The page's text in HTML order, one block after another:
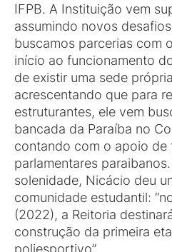
IFPB. A Instituição vem
assumindo novos
buscamos parcerias com
início ao funcionamento
de existir uma sede
acrescentando que para
estruturantes, ele vem
bancada da Paraíba no
contando com o apoio de
parlamentares
solenidade, Nicácio deu
comunidade estudantil:
(2022), a Reitoria
construção da primeira
poliesportivo”.